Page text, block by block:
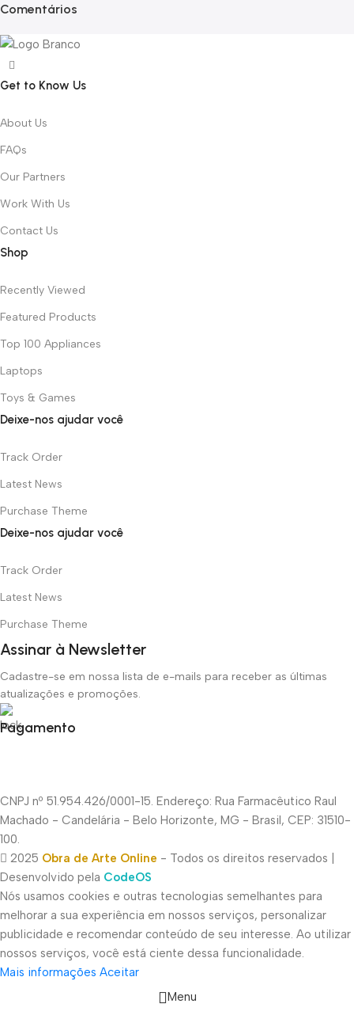
Comentários
Get to Know Us
About Us
FAQs
Our Partners
Work With Us
Contact Us
Shop
Recently Viewed
Featured Products
Top 100 Appliances
Laptops
Toys & Games
Deixe-nos ajudar você
Track Order
Latest News
Purchase Theme
Deixe-nos ajudar você
Track Order
Latest News
Purchase Theme
Assinar à Newsletter
Cadastre-se em nossa lista de e-mails para receber as últimas
atualizações e promoções.
Pagamento
CNPJ nº 51.954.426/0001-15. Endereço: Rua Farmacêutico Raul
Machado - Candelária - Belo Horizonte, MG - Brasil, CEP: 31510-
100.
2025 Obra de Arte Online - Todos os direitos reservados |
Desenvolvido pela CodeOS
Nós usamos cookies e outras tecnologias semelhantes para
melhorar a sua experiência em nossos serviços, personalizar
publicidade e recomendar conteúdo de seu interesse. Ao utilizar
nossos serviços, você está ciente dessa funcionalidade.
Mais informações Aceitar
Menu